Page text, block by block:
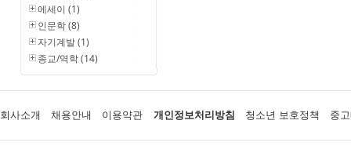
에세이 (1)
인문학 (8)
자기계발 (1)
종교/역학 (14)
회사소개 채용안내 이용약관 개인정보처리방침 청소년 보호정책 중